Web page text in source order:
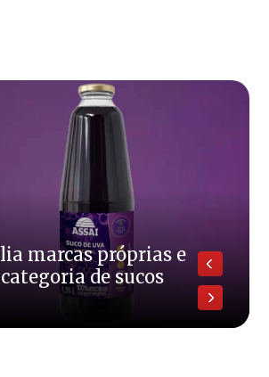
marcas próprias e
de sucos